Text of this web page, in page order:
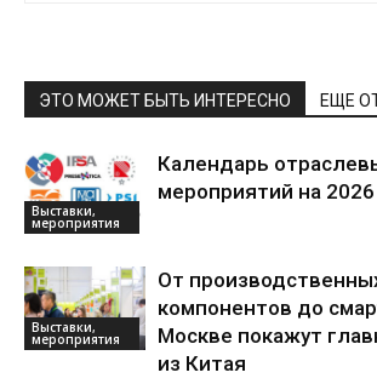
ЭТО МОЖЕТ БЫТЬ ИНТЕРЕСНО ЕЩЕ
Выставки,
мероприятия
Календарь
мероприятий на 2026
Выставки,
мероприятия
От
компонентов до
Москве покажут
из Китая